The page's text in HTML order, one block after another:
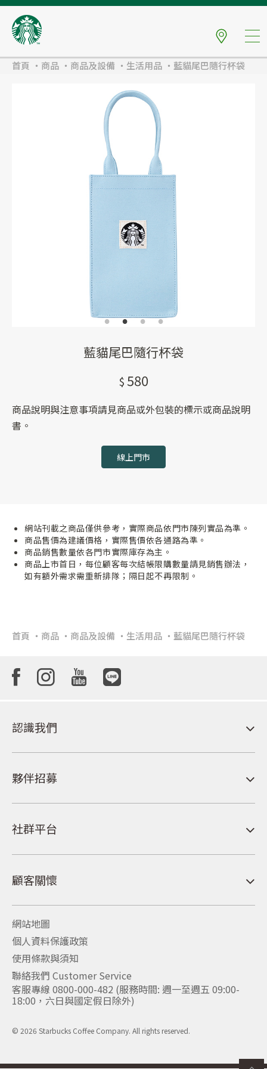
首頁 商品 商品及設備 生活用品 藍貓尾巴隨行杯袋
藍貓尾巴隨行杯袋
580
商品說明與注意事項請見商品或外包裝的標示或商品說明
書。
線上門市
網站刊載之商品僅供參考，實際商品依門市陳列實品為準。
商品售價為建議價格，實際售價依各通路為準。
商品銷售數量依各門市實際庫存為主。
商品上市首日，每位顧客每次結帳限購數量請見銷售辦法，
如有額外需求需重新排隊；隔日起不再限制。
首頁 商品 商品及設備 生活用品 藍貓尾巴隨行杯袋
認識我們
夥伴招募
社群平台
顧客關懷
網站地圖
個人資料保護政策
使用條款與須知
聯絡我們 Customer Service
客服專線 0800-000-482 (服務時間: 週一至週五 09:00-
18:00，六日與國定假日除外)
© 2026 Starbucks Coffee Company. All rights reserved.